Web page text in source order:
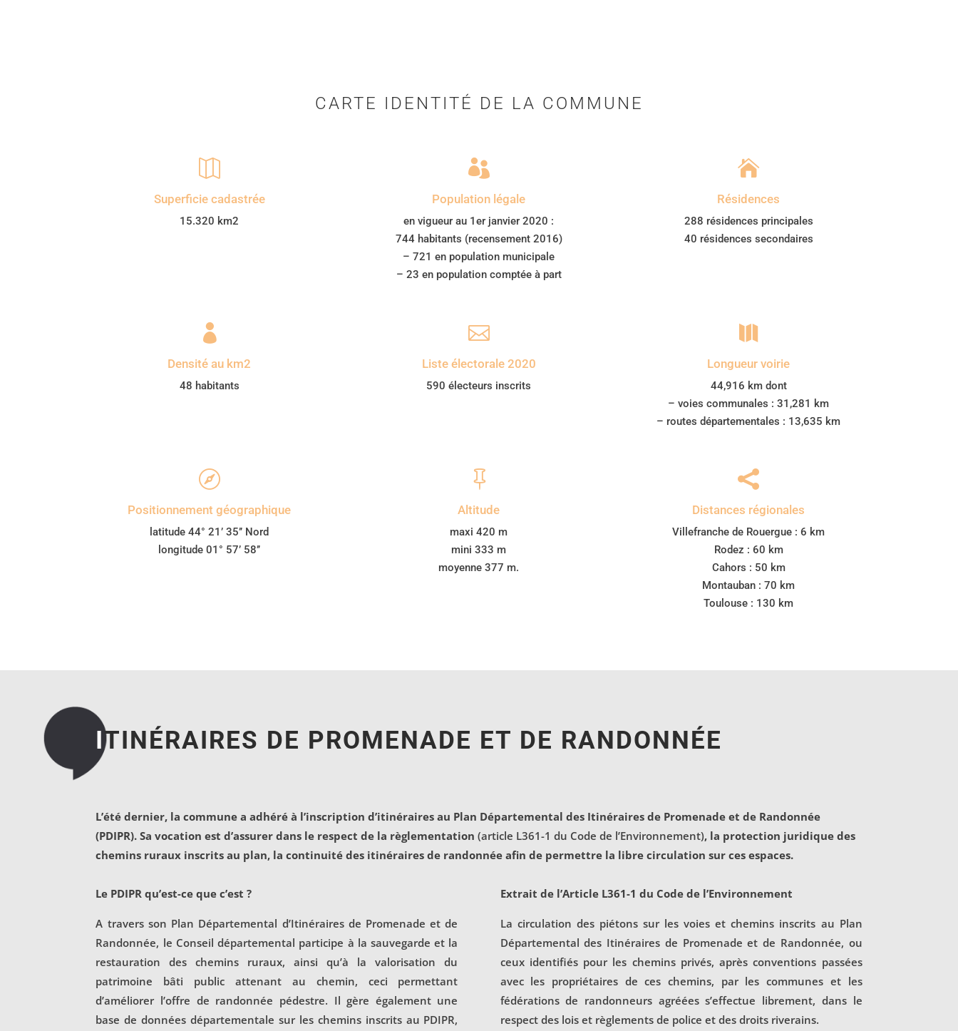
CARTE IDENTITÉ DE LA COMMUNE

Superficie cadastrée
15.320 km2

Population légale
en vigueur au 1er janvier 2020 :
744 habitants (recensement 2016)
– 721 en population municipale
– 23 en population comptée à part

Résidences
288 résidences principales
40 résidences secondaires

Densité au km2
48 habitants

Liste électorale 2020
590 électeurs inscrits

Longueur voirie
44,916 km dont
– voies communales : 31,281 km
– routes départementales : 13,635 km

Positionnement géographique
latitude 44° 21’ 35’’ Nord
longitude 01° 57’ 58’’

Altitude
maxi 420 m
mini 333 m
moyenne 377 m.

Distances régionales
Villefranche de Rouergue : 6 km
Rodez : 60 km
Cahors : 50 km
Montauban : 70 km
Toulouse : 130 km
ITINÉRAIRES DE PROMENADE ET DE RANDONNÉE
L’été dernier, la commune a adhéré à l’inscription d’itinéraires au Plan Départemental des Itinéraires de Promenade et de Randonnée
(PDIPR). Sa vocation est d’assurer dans le respect de la règlementation(article L361-1 du Code de l’Environnement), la protection juridique des
chemins ruraux inscrits au plan, la continuité des itinéraires de randonnée afin de permettre la libre circulation sur ces espaces.
Le PDIPR qu’est-ce que c’est ?
A travers son Plan Départemental d’Itinéraires de Promenade et de
Randonnée, le Conseil départemental participe à la sauvegarde et la
restauration des chemins ruraux, ainsi qu’à la valorisation du
patrimoine bâti public attenant au chemin, ceci permettant
d’améliorer l’offre de randonnée pédestre. Il gère également une
base de données départementale sur les chemins inscrits au PDIPR,
Extrait de l’Article L361-1 du Code de l’Environnement
La circulation des piétons sur les voies et chemins inscrits au Plan
Départemental des Itinéraires de Promenade et de Randonnée, ou
ceux identifiés pour les chemins privés, après conventions passées
avec les propriétaires de ces chemins, par les communes et les
fédérations de randonneurs agréées s’effectue librement, dans le
respect des lois et règlements de police et des droits riverains.